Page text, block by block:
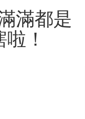
滿都是
！